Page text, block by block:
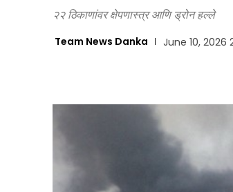
२२ ठिकाणांवर क्षेपणास्त्र आणि ड्रोन हल्ले
Team News Danka June 10, 2026